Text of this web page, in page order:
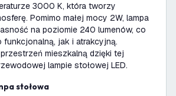
3000 K, która tworzy
Pomimo małej mocy 2W, lampa
na poziomie 240 lumenów, co
jak i atrakcyjną.
mieszkalną dzięki tej
lampie stołowej LED.
stołowa